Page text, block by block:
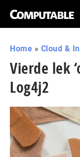
Home » Cloud &
Vierde lek
Log4j2